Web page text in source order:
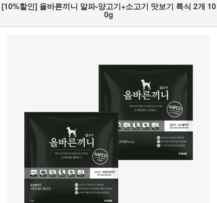
[10%할인] 올바른끼니 알파-양고기+소고기 맛보기 특식 2개 10
0g